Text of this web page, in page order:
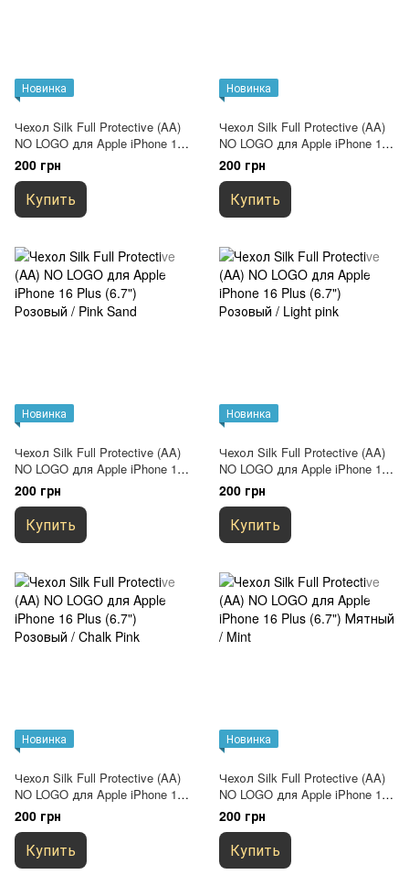
Новинка
Чехол Silk Full Protective (AA)
NO LOGO для Apple iPhone 16
Plus (6.7") Синий / Deep navy
200 грн
Купить
Новинка
Чехол Silk Full Protective (AA)
NO LOGO для Apple iPhone 16
Plus (6.7") Серый / Lavender
200 грн
Купить
Новинка
Чехол Silk Full Protective (AA)
NO LOGO для Apple iPhone 16
Plus (6.7") Розовый / Pink Sand
200 грн
Купить
Новинка
Чехол Silk Full Protective (AA)
NO LOGO для Apple iPhone 16
Plus (6.7") Розовый / Light pink
200 грн
Купить
Новинка
Чехол Silk Full Protective (AA)
NO LOGO для Apple iPhone 16
Plus (6.7") Розовый / Chalk
Pink
200 грн
Купить
Новинка
Чехол Silk Full Protective (AA)
NO LOGO для Apple iPhone 16
Plus (6.7") Мятный / Mint
200 грн
Купить